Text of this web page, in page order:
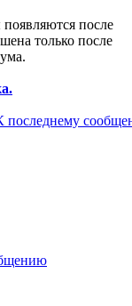
после
только после